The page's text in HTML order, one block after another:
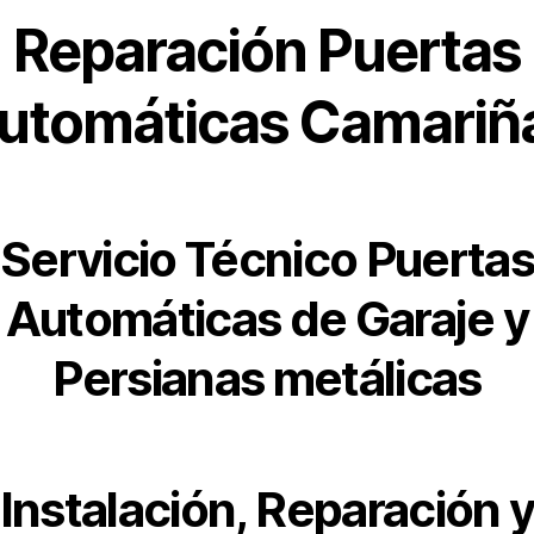
Reparación Puertas
Servicio Técnico Puertas
Automáticas de Garaje y
Persianas metálicas
Instalación, Reparación y